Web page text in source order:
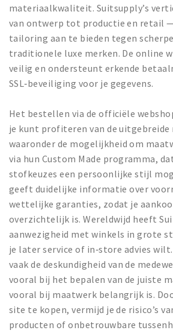
materiaalkwaliteit. Suitsupply’s
van ontwerp tot productie en retail
tailoring aan te bieden tegen
traditionele luxe merken. De online
veilig en ondersteunt erkende
SSL‑beveiliging voor je gegevens.
Het bestellen via de officiële
je kunt profiteren van de uitgebreide
waaronder de mogelijkheid om
via hun Custom Made programma,
stofkeuzes een persoonlijke stijl
geeft duidelijke informatie over
wettelijke garanties, zodat je
overzichtelijk is. Wereldwijd heeft
aanwezigheid met winkels in grote
je later service of in‑store advies
vaak de deskundigheid van de
vooral bij het bepalen van de juiste
vooral bij maatwerk belangrijk is.
site te kopen, vermijd je de risico’s
producten of onbetrouwbare